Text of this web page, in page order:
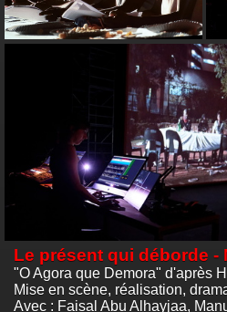
Le présent qui déborde -
"O Agora que Demora" d'après
Mise en scène, réalisation,
Avec : Faisal Abu Alhayjaa,